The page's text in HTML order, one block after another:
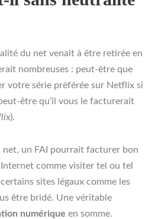
du net venait à être retirée en
nombreuses : peut-être que
votre série préférée sur Netflix si
être qu’il vous le facturerait
).
net, un FAI pourrait facturer bon
comme visiter tel ou tel
sites légaux comme les
être bridé. Une véritable
numérique en somme.